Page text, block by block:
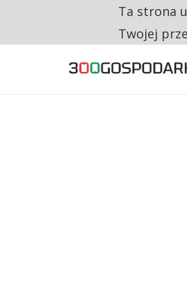
RESTRYKCJE
Ta strona
Twojej